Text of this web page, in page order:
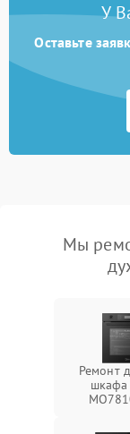
У
Оставьте
Мы
Ремонт
шкафа